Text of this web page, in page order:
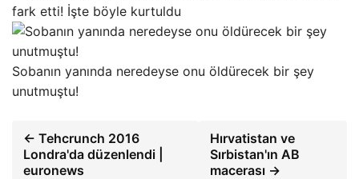
fark etti! İşte böyle kurtuldu
Sobanın yanında neredeyse onu öldürecek bir şey
unutmuştu!
← Tehcrunch 2016
Londra'da düzenlendi |
euronews
Hırvatistan ve
Sırbistan'ın AB
macerası →